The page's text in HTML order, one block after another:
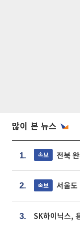
많이 본 뉴스
1. 속보 전북
2. 속보 서울
3.